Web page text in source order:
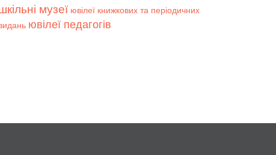
музеї ювілеї книжкових та періодичних
ювілеї педагогів